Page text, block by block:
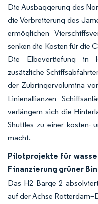
Die Ausbaggerung des
die Verbreiterung des
ermöglichen
senken die Kosten für die
Die Elbevertiefung in
zusätzliche
der Zubringervolumina
Linienallianzen
verlängern sich die
Shuttles zu einer kosten-
macht.
Pilotprojekte für
Finanzierung grüner
Das H2 Barge 2
auf der Achse